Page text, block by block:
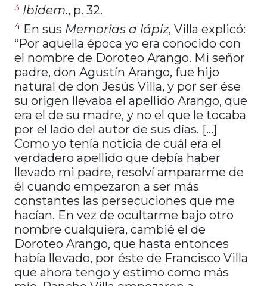
3 Ibidem., p. 32.
4 En sus Memorias a lápiz, Villa explicó:
“Por aquella época yo era conocido con
el nombre de Doroteo Arango. Mi señor
padre, don Agustín Arango, fue hijo
natural de don Jesús Villa, y por ser ése
su origen llevaba el apellido Arango, que
era el de su madre, y no el que le tocaba
por el lado del autor de sus días. […]
Como yo tenía noticia de cuál era el
verdadero apellido que debía haber
llevado mi padre, resolví ampararme de
él cuando empezaron a ser más
constantes las persecuciones que me
hacían. En vez de ocultarme bajo otro
nombre cualquiera, cambié el de
Doroteo Arango, que hasta entonces
había llevado, por éste de Francisco Villa
que ahora tengo y estimo como más